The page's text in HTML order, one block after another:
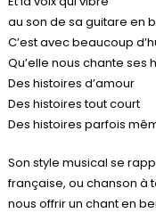
au son de sa guitare en
C’est avec beaucoup
Qu’elle nous chante ses
Des histoires d’amour
Des histoires tout court
Des histoires parfois
Son style musical se
française, ou chanson à
nous offrir un chant en